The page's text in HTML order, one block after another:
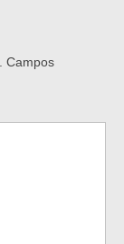
Campos